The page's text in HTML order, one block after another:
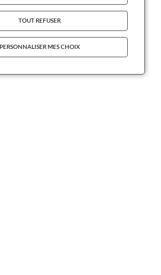
TOUT REFUSER
PERSONNALISER MES CHOIX